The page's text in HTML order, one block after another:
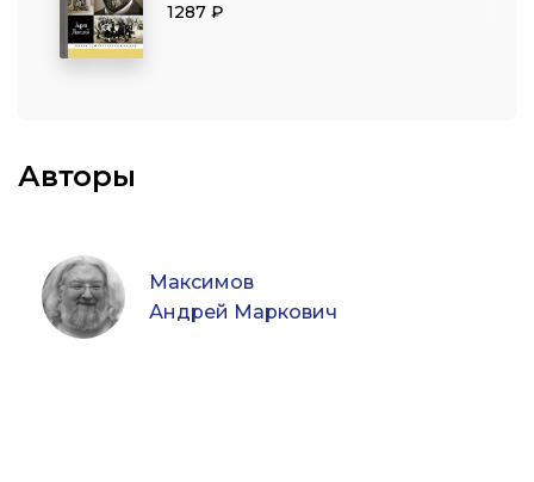
1287 ₽
Авторы
Максимов
Андрей Маркович